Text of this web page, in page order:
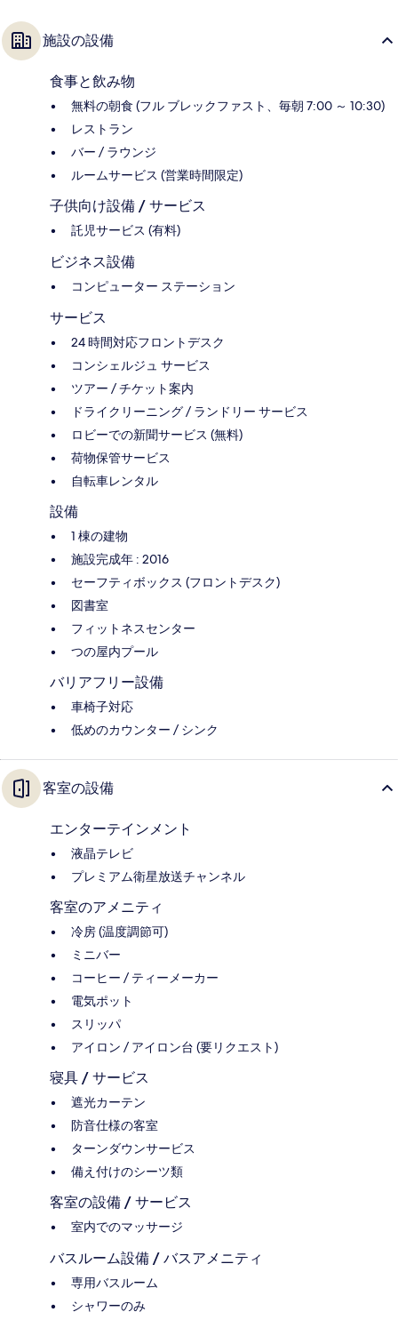
施設の設備
食事と飲み物
無料の朝食 (フル ブレックファスト、毎朝 7:00 ～ 10:30)
レストラン
バー / ラウンジ
ルームサービス (営業時間限定)
子供向け設備 / サービス
託児サービス (有料)
ビジネス設備
コンピューター ステーション
サービス
24 時間対応フロントデスク
コンシェルジュ サービス
ツアー / チケット案内
ドライクリーニング / ランドリー サービス
ロビーでの新聞サービス (無料)
荷物保管サービス
自転車レンタル
設備
1 棟の建物
施設完成年 : 2016
セーフティボックス (フロントデスク)
図書室
フィットネスセンター
つの屋内プール
バリアフリー設備
車椅子対応
低めのカウンター / シンク
客室の設備
エンターテインメント
液晶テレビ
プレミアム衛星放送チャンネル
客室のアメニティ
冷房 (温度調節可)
ミニバー
コーヒー / ティーメーカー
電気ポット
スリッパ
アイロン / アイロン台 (要リクエスト)
寝具 / サービス
遮光カーテン
防音仕様の客室
ターンダウンサービス
備え付けのシーツ類
客室の設備 / サービス
室内でのマッサージ
バスルーム設備 / バスアメニティ
専用バスルーム
シャワーのみ